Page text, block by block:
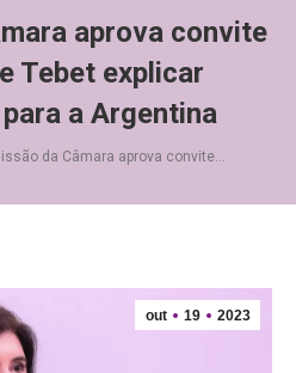
aprova convite
Tebet explicar
a Argentina
da Câmara aprova convite…
out 19 2023